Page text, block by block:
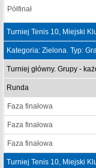
Półfinał
Turniej Tenis 10, Miejski
Kategoria: Zielona. Typ:
Turniej główny. Grupy -
Runda
Faza finałowa
Faza finałowa
Faza finałowa
Turniej Tenis 10, Miejski